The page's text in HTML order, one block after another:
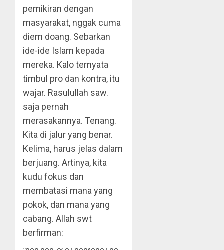
pemikiran dengan
masyarakat, nggak cuma
diem doang. Sebarkan
ide-ide Islam kepada
mereka. Kalo ternyata
timbul pro dan kontra, itu
wajar. Rasulullah saw.
saja pernah
merasakannya. Tenang.
Kita di jalur yang benar.
Kelima, harus jelas dalam
berjuang. Artinya, kita
kudu fokus dan
membatasi mana yang
pokok, dan mana yang
cabang. Allah swt
berfirman: